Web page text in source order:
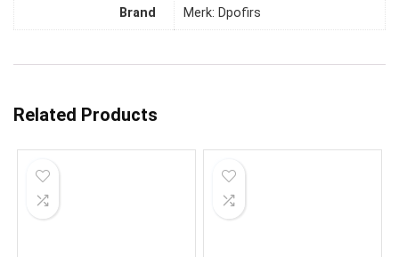
Brand Merk: Dpofirs
Related Products